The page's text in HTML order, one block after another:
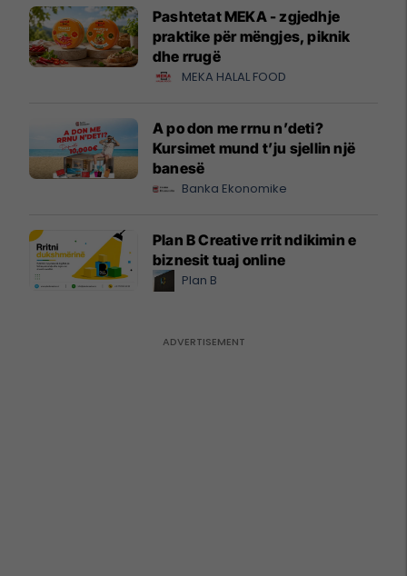
Pashtetat MEKA - zgjedhje
praktike për mëngjes, piknik
dhe rrugë
MEKA HALAL FOOD
A po don me rrnu n’deti?
Kursimet mund t’ju sjellin një
banesë
Banka Ekonomike
Plan B Creative rrit ndikimin e
biznesit tuaj online
Plan B